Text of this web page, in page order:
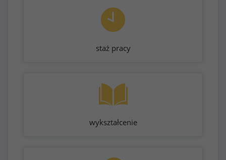
staż pracy
wykształcenie